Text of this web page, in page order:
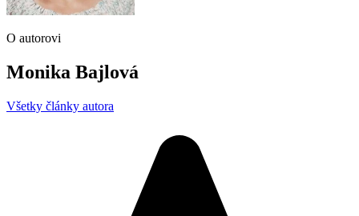
O autorovi
Monika Bajlová
Všetky články autora